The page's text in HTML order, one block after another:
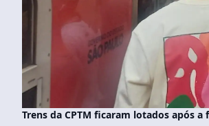
Trens da CPTM ficaram lotados após